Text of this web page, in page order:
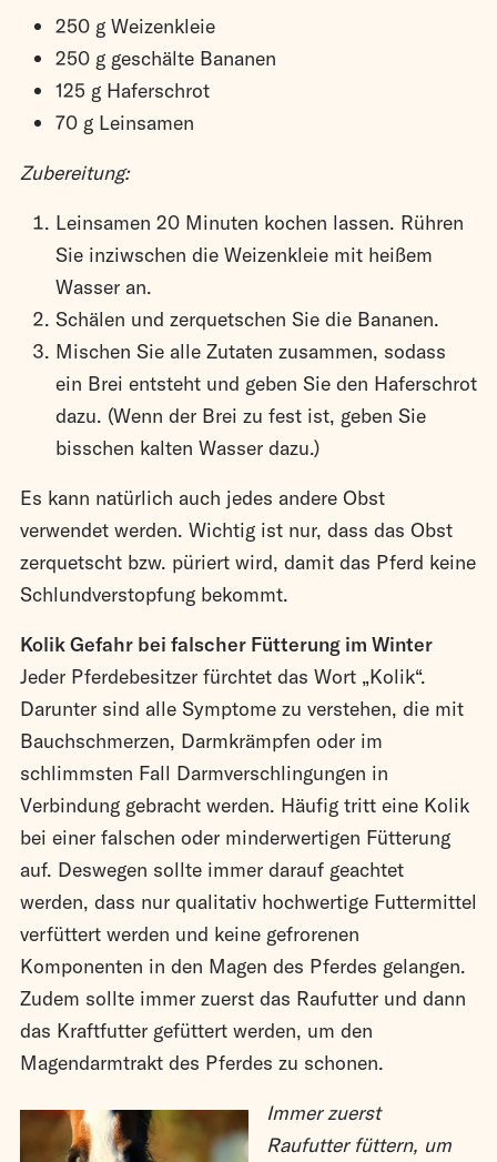
250 g Weizenkleie
250 g geschälte Bananen
125 g Haferschrot
70 g Leinsamen
Zubereitung:
Leinsamen 20 Minuten kochen lassen. Rühren
Sie inziwschen die Weizenkleie mit heißem
Wasser an.
Schälen und zerquetschen Sie die Bananen.
Mischen Sie alle Zutaten zusammen, sodass
ein Brei entsteht und geben Sie den Haferschrot
dazu. (Wenn der Brei zu fest ist, geben Sie
bisschen kalten Wasser dazu.)
Es kann natürlich auch jedes andere Obst
verwendet werden. Wichtig ist nur, dass das Obst
zerquetscht bzw. püriert wird, damit das Pferd keine
Schlundverstopfung bekommt.
Kolik Gefahr bei falscher Fütterung im Winter
Jeder Pferdebesitzer fürchtet das Wort „Kolik“.
Darunter sind alle Symptome zu verstehen, die mit
Bauchschmerzen, Darmkrämpfen oder im
schlimmsten Fall Darmverschlingungen in
Verbindung gebracht werden. Häufig tritt eine Kolik
bei einer falschen oder minderwertigen Fütterung
auf. Deswegen sollte immer darauf geachtet
werden, dass nur qualitativ hochwertige Futtermittel
verfüttert werden und keine gefrorenen
Komponenten in den Magen des Pferdes gelangen.
Zudem sollte immer zuerst das Raufutter und dann
das Kraftfutter gefüttert werden, um den
Magendarmtrakt des Pferdes zu schonen.
Immer zuerst
Raufutter füttern, um